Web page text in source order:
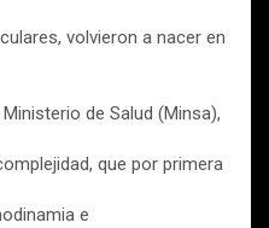
volvieron a nacer en
de Salud (Minsa),
que por primera
e